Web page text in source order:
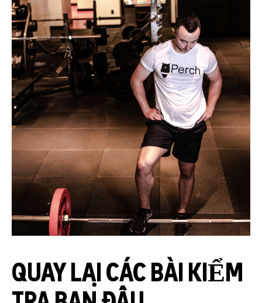
QUAY LẠI CÁC BÀI KIỂM